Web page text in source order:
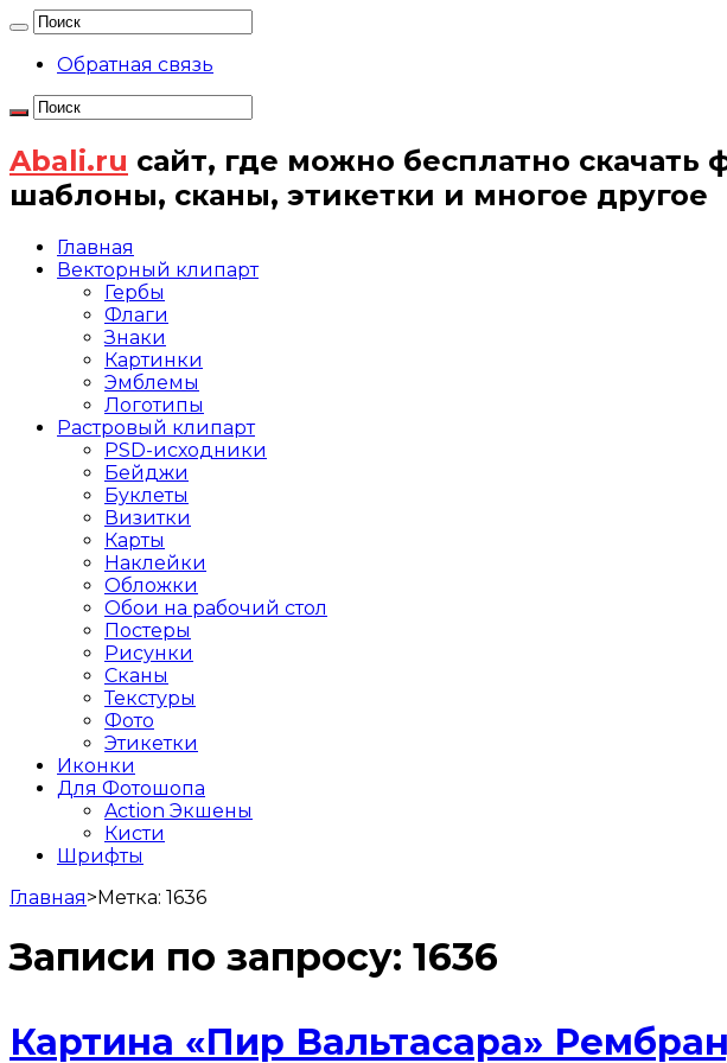
Обратная связь
Abali.ru сайт, где можно бесплатно
шаблоны, сканы, этикетки и многое другое
Главная
Векторный клипарт
Гербы
Флаги
Знаки
Картинки
Эмблемы
Логотипы
Растровый клипарт
PSD-исходники
Бейджи
Буклеты
Визитки
Карты
Наклейки
Обложки
Обои на рабочий стол
Постеры
Рисунки
Сканы
Текстуры
Фото
Этикетки
Иконки
Для Фотошопа
Action Экшены
Кисти
Шрифты
Главная>Метка: 1636
Записи по запросу: 1636
Картина «Пир Вальтасара»